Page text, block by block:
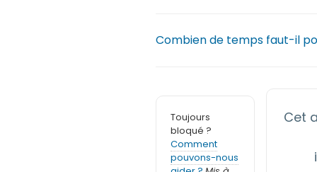
Combien de temps faut-il
Toujours
bloqué ?
Comment
pouvons-nous
Cet